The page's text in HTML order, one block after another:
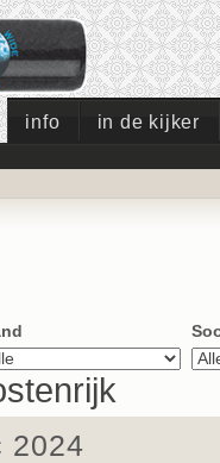
info in de kijker
2024